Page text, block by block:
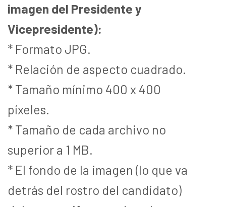
imagen del Presidente y
Vicepresidente):
* Formato JPG.
* Relación de aspecto cuadrado.
* Tamaño mínimo 400 x 400
píxeles.
* Tamaño de cada archivo no
superior a 1 MB.
* El fondo de la imagen (lo que va
detrás del rostro del candidato)